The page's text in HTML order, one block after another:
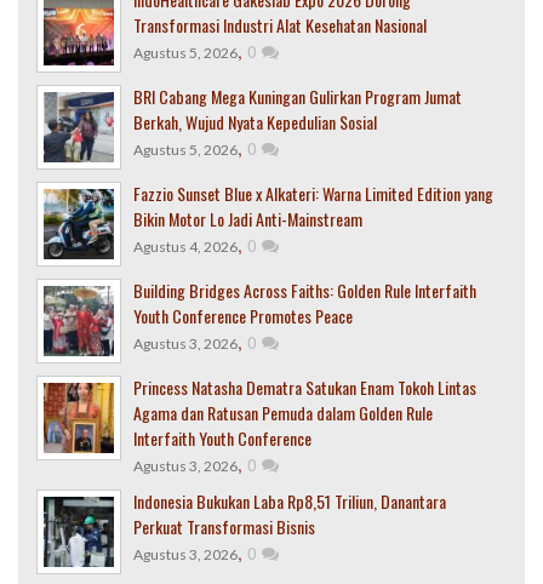
Transformasi Industri Alat Kesehatan Nasional
Agustus 5, 2026, 0
BRI Cabang Mega Kuningan Gulirkan Program Jumat
Berkah, Wujud Nyata Kepedulian Sosial
Agustus 5, 2026, 0
Fazzio Sunset Blue x Alkateri: Warna Limited Edition yang
Bikin Motor Lo Jadi Anti-Mainstream
Agustus 4, 2026, 0
Building Bridges Across Faiths: Golden Rule Interfaith
Youth Conference Promotes Peace
Agustus 3, 2026, 0
Princess Natasha Dematra Satukan Enam Tokoh Lintas
Agama dan Ratusan Pemuda dalam Golden Rule
Interfaith Youth Conference
Agustus 3, 2026, 0
Indonesia Bukukan Laba Rp8,51 Triliun, Danantara
Perkuat Transformasi Bisnis
Agustus 3, 2026, 0